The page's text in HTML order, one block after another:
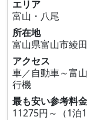
エリア
富山・八尾
所在地
富山県富山市綾
アクセス
車／自動車～富
行機
最も安い参考料金
11275円～（1泊1